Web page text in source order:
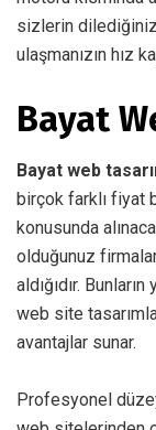
sizlerin
ulaşmanızın hız
Bayat
Bayat web
birçok farklı fiyat
konusunda
olduğunuz
aldığıdır.
web site
avantajlar sunar.
Profesyonel